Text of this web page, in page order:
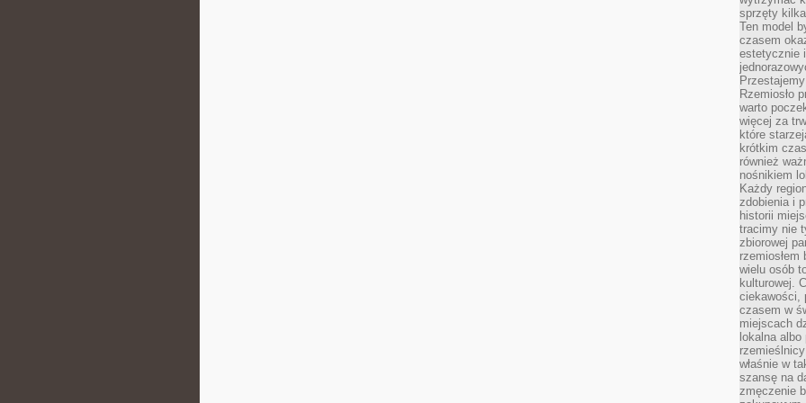
sprzęty
Ten model
czasem
estetycznie
Rzemiosło
warto
więcej za
które
krótkim
również
nośnikiem
Każdy
zdobienia i
historii
tracimy nie
zbiorowej
wielu osób
kulturowej.
ciekawości,
czasem w
miejscach
lokalna
właśnie w
szansę na
zmęczenie